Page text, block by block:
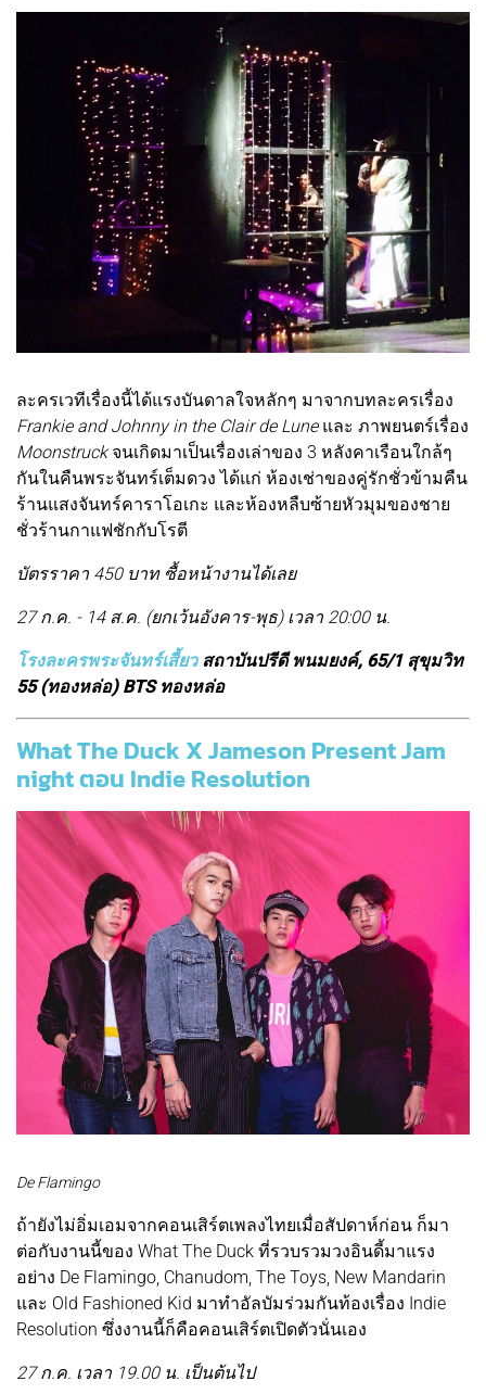
ละครเวทีเรื่องนี้ได้แรงบันดาลใจหลักๆ มาจากบทละครเรื่อง
Frankie and Johnny in the Clair de Luneและ ภาพยนตร์เรื่อง
Moonstruckจนเกิดมาเป็นเรื่องเล่าของ 3 หลังคาเรือนใกล้ๆ
กันในคืนพระจันทร์เต็มดวง ได้แก่ ห้องเช่าของคู่รักชั่วข้ามคืน
ร้านแสงจันทร์คาราโอเกะ และห้องหลืบซ้ายหัวมุมของชาย
ชั่วร้านกาแฟชักกับโรตี
บัตรราคา 450 บาท ซื้อหน้างานได้เลย
27 ก.ค. - 14 ส.ค. (ยกเว้นอังคาร-พุธ) เวลา 20:00 น.
โรงละครพระจันทร์เสี้ยวสถาบันปรีดี พนมยงค์, 65/1 สุขุมวิท
55 (ทองหล่อ) BTS ทองหล่อ
What The Duck X Jameson Present Jam
night ตอน Indie Resolution
De Flamingo
ถ้ายังไม่อิ่มเอมจากคอนเสิร์ตเพลงไทยเมื่อสัปดาห์ก่อน ก็มา
ต่อกับงานนี้ของ What The Duck ที่รวบรวมวงอินดี้มาแรง
อย่าง De Flamingo, Chanudom, The Toys, New Mandarin
และ Old Fashioned Kid มาทำอัลบัมร่วมกันท้องเรื่อง Indie
Resolution ซึ่งงานนี้ก็คือคอนเสิร์ตเปิดตัวนั่นเอง
27 ก.ค. เวลา 19.00 น. เป็นต้นไป